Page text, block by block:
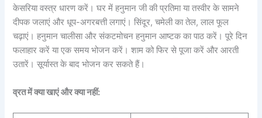
केसरिया वस्त्र धारण करें। घर में हनुमान जी की प्रतिमा या तस्वीर के सामने
दीपक जलाएं और धूप-अगरबत्ती लगाएं। सिंदूर, चमेली का तेल, लाल फूल
चढ़ाएं। हनुमान चालीसा और संकटमोचन हनुमान आष्टक का पाठ करें। पूरे दिन
फलाहार करें या एक समय भोजन करें। शाम को फिर से पूजा करें और आरती
उतारें। सूर्यास्त के बाद भोजन कर सकते हैं।
व्रत में क्या खाएं और क्या नहीं: